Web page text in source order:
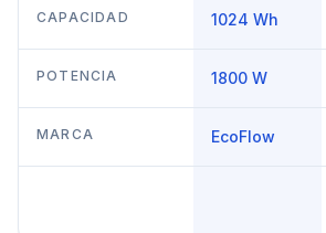
CAPACIDAD 1024 Wh
POTENCIA 1800 W
MARCA EcoFlow